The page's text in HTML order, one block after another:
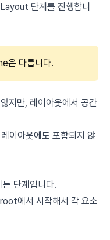
단계를 진행합니
은 다릅니다.
지만, 레이아웃에서 공간
이아웃에도 포함되지 않
단계입니다.
에서 시작해서 각 요소